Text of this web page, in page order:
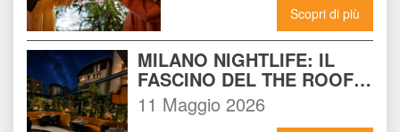
Scopri di più
MILANO NIGHTLIFE: IL
FASCINO DEL THE ROOF
14 INCONTRA L'ENERGIA
DEL NOMAD
11 Maggio 2026